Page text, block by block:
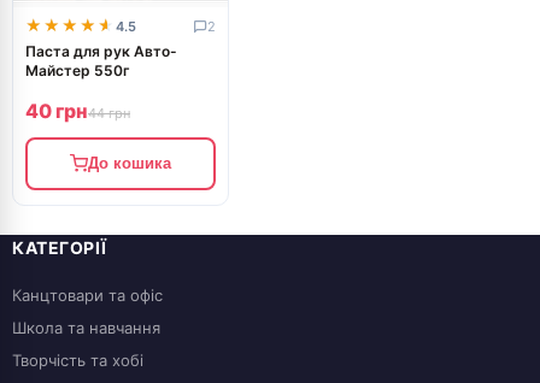
★★★★★
★★★★★ 4.5 2
Паста для рук Авто-
Майстер 550г
40 грн44 грн
До кошика
КАТЕГОРІЇ
Канцтовари та офіс
Школа та навчання
Творчість та хобі